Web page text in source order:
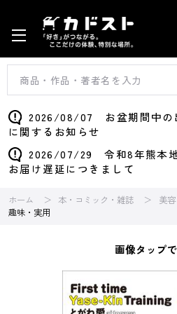
2026/08/07 お盆期間中の
に関するお知らせ
2026/07/29 令和8年熊本
お届け遅延につきまして
ホーム 本・コミック・雑誌
美
趣味・実用
画像タップ